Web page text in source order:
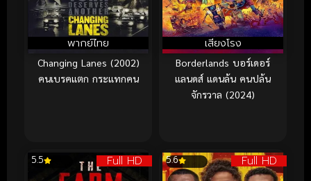
พากย์ไทย
Changing Lanes (2002)
คนเบรคแตก กระแทกคน
เสียงโรง
Borderlands บอร์เดอร์
แลนดส์ แดนล้น คนปล้น
จักรวาล (2024)
Full HD
5.5 Full HD
5.6